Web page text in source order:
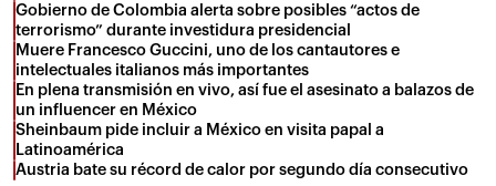
Gobierno de Colombia alerta sobre posibles “actos de
terrorismo” durante investidura presidencial
Muere Francesco Guccini, uno de los cantautores e
intelectuales italianos más importantes
En plena transmisión en vivo, así fue el asesinato a balazos de
un influencer en México
Sheinbaum pide incluir a México en visita papal a
Latinoamérica
Austria bate su récord de calor por segundo día consecutivo